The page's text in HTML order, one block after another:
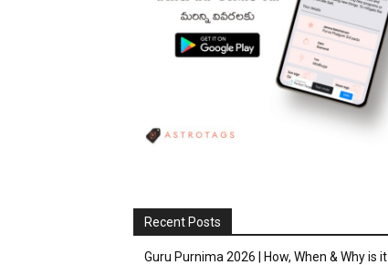
Recent Posts
Guru Purnima 2026 | How, When & Why is it